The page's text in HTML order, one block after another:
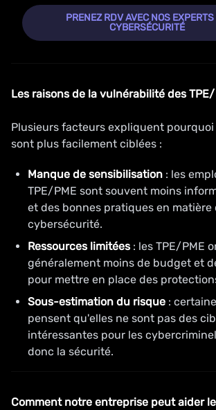
PRENEZ RDV AVEC NOS EXPERTS
CYBERSÉCURITÉ
Les raisons de la vulnérabilité des TPE/
Plusieurs facteurs expliquent pourquoi
sont plus facilement ciblées :
Manque de sensibilisation : les
TPE/PME sont souvent moins
et des bonnes pratiques en matière
cybersécurité.
Ressources limitées: les TPE/PME
généralement moins de budget et
pour mettre en place des
Sous-estimation du risque :
pensent qu'elles ne sont pas des
intéressantes pour les
donc la sécurité.
Comment notre entreprise peut aider